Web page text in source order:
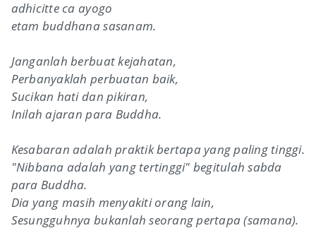
adhicitte ca ayogo
etam buddhana sasanam.
Janganlah berbuat kejahatan,
Perbanyaklah perbuatan baik,
Sucikan hati dan pikiran,
Inilah ajaran para Buddha.
Kesabaran adalah praktik bertapa yang paling tinggi.
"Nibbana adalah yang tertinggi" begitulah sabda
para Buddha.
Dia yang masih menyakiti orang lain,
Sesungguhnya bukanlah seorang pertapa (samana).